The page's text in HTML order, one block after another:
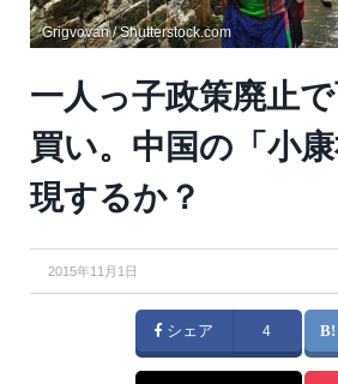
Grigvovan / Shutterstock.com
一人っ子政策廃止
買い。中国の「小
現するか？
2015年11月1日
シェア 4